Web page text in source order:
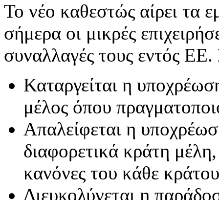
Το νέο καθεστώς αίρει τα
σήμερα οι μικρές
συναλλαγές τους εντός
Καταργείται η
μέλος όπου
Απαλείφεται η
διαφορετικά κράτη
κανόνες του κάθε
Διευκολύνεται η